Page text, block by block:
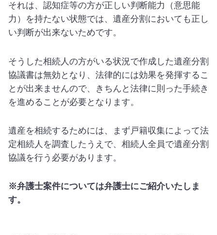
それは、認知症等の方が正しい判断能力（意思能
力）を持たない状態では、遺産分割においても正し
い判断が出来ないためです。
そうした相続人の方がいる状況で作成した遺産分割
協議書は無効となり、法律的には効果を発揮するこ
とが出来ませんので、きちんと法律に則った手続き
を進めることが必要となります。
遺産を相続するためには、まず戸籍収集によって法
定相続人を調査したうえで、相続人全員で遺産分割
協議を行う必要があります。
※弁護士案件については弁護士にご紹介いたしま
す。